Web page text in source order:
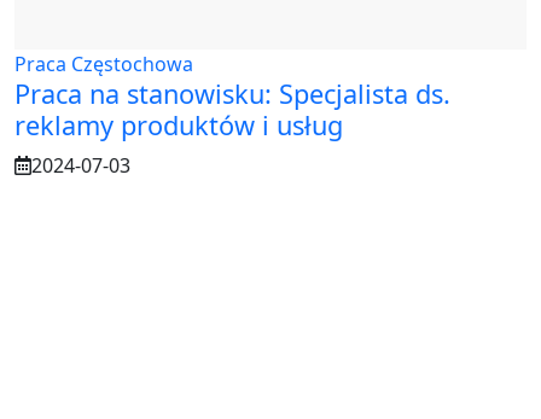
Praca Częstochowa
Praca na stanowisku: Specjalista ds.
reklamy produktów i usług
2024-07-03